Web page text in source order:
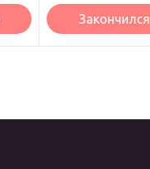
Закончился